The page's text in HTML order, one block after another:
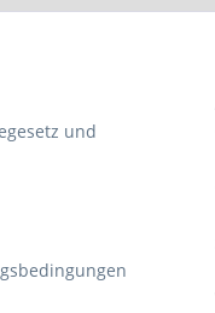
und